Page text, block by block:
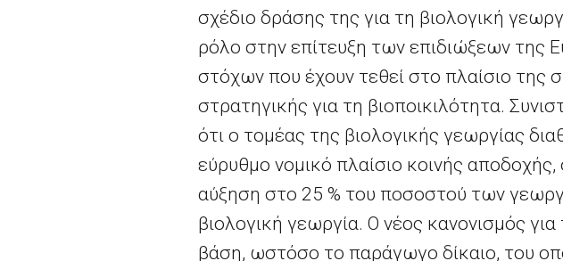
σχέδιο δράσης της για τη βιολογική
ρόλο στην επίτευξη των επιδιώξεων
στόχων που έχουν τεθεί στο πλαίσιο της
στρατηγικής για τη βιοποικιλότητα.
ότι ο τομέας της βιολογικής γεωργίας
εύρυθμο νομικό πλαίσιο κοινής
αύξηση στο 25 % του ποσοστού των
βιολογική γεωργία. Ο νέος κανονισμός
βάση, ωστόσο το παράγωγο δίκαιο, του